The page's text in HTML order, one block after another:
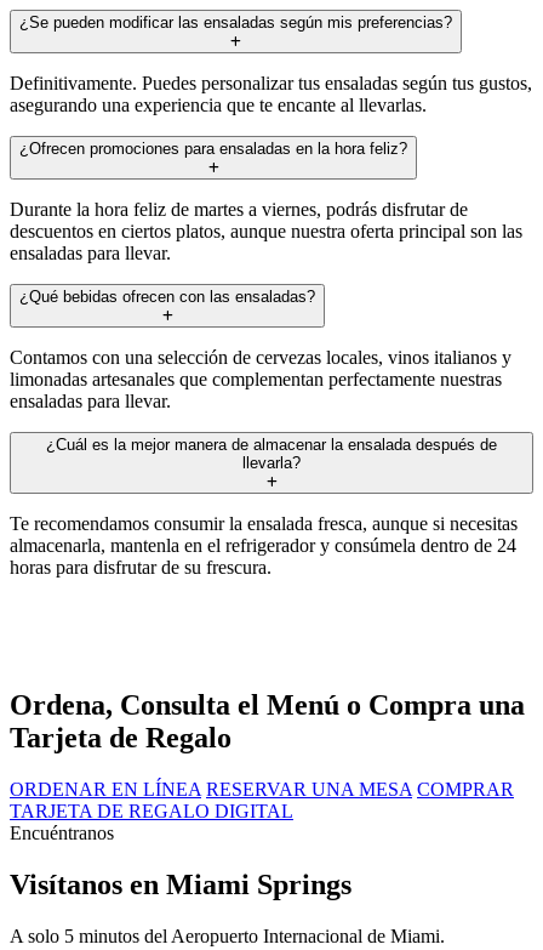
¿Se pueden modificar las ensaladas según mis preferencias?
Definitivamente. Puedes personalizar tus ensaladas según tus gustos,
asegurando una experiencia que te encante al llevarlas.
¿Ofrecen promociones para ensaladas en la hora feliz?
Durante la hora feliz de martes a viernes, podrás disfrutar de
descuentos en ciertos platos, aunque nuestra oferta principal son las
ensaladas para llevar.
¿Qué bebidas ofrecen con las ensaladas?
Contamos con una selección de cervezas locales, vinos italianos y
limonadas artesanales que complementan perfectamente nuestras
ensaladas para llevar.
¿Cuál es la mejor manera de almacenar la ensalada después de
llevarla?
Te recomendamos consumir la ensalada fresca, aunque si necesitas
almacenarla, mantenla en el refrigerador y consúmela dentro de 24
horas para disfrutar de su frescura.
Ordena, Consulta el Menú o Compra una
Tarjeta de Regalo
ORDENAR EN LÍNEA RESERVAR UNA MESA COMPRAR
TARJETA DE REGALO DIGITAL
Encuéntranos
Visítanos en Miami Springs
A solo 5 minutos del Aeropuerto Internacional de Miami.